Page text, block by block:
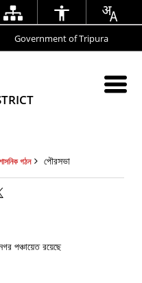
Government of Tripura
গঠন পৌরসভা
পঞ্চায়েত রয়েছে